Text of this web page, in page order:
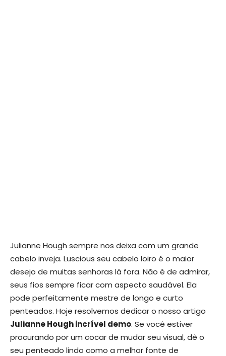
Julianne Hough sempre nos deixa com um grande
cabelo inveja. Luscious seu cabelo loiro é o maior
desejo de muitas senhoras lá fora. Não é de admirar,
seus fios sempre ficar com aspecto saudável. Ela
pode perfeitamente mestre de longo e curto
penteados. Hoje resolvemos dedicar o nosso artigo
Julianne Hough incrível demo. Se você estiver
procurando por um cocar de mudar seu visual, dê o
seu penteado lindo como a melhor fonte de